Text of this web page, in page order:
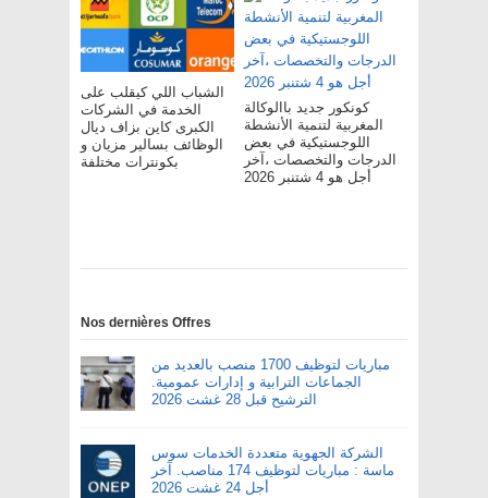
الشباب اللي كيقلب على
الخدمة في الشركات
الكبرى كاين بزاف ديال
الوظائف بسالير مزيان و
بكونترات مختلفة
كونكور جديد باالوكالة
المغربية لتنمية الأنشطة
اللوجستيكية في بعض
الدرجات والتخصصات ،آخر
أجل هو 4 شتنبر 2026
Nos dernières Offres
مباريات لتوظيف 1700 منصب بالعديد من
الجماعات الترابية و إدارات عمومية.
الترشيح قبل 28 غشت 2026
الشركة الجهوية متعددة الخدمات سوس
ماسة : مباريات لتوظيف 174 مناصب. آخر
أجل 24 غشت 2026